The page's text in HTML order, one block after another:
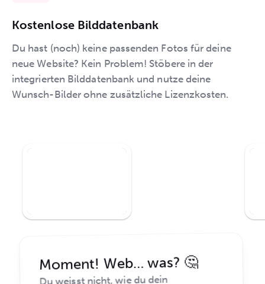
Kostenlose Bilddatenbank
Du hast (noch) keine passenden Fotos für deine
neue Website? Kein Problem! Stöbere in der
integrierten Bilddatenbank und nutze deine
Wunsch-Bilder ohne zusätzliche Lizenzkosten.
Moment! Web… was? 🤔
Du weisst nicht, wie du dein